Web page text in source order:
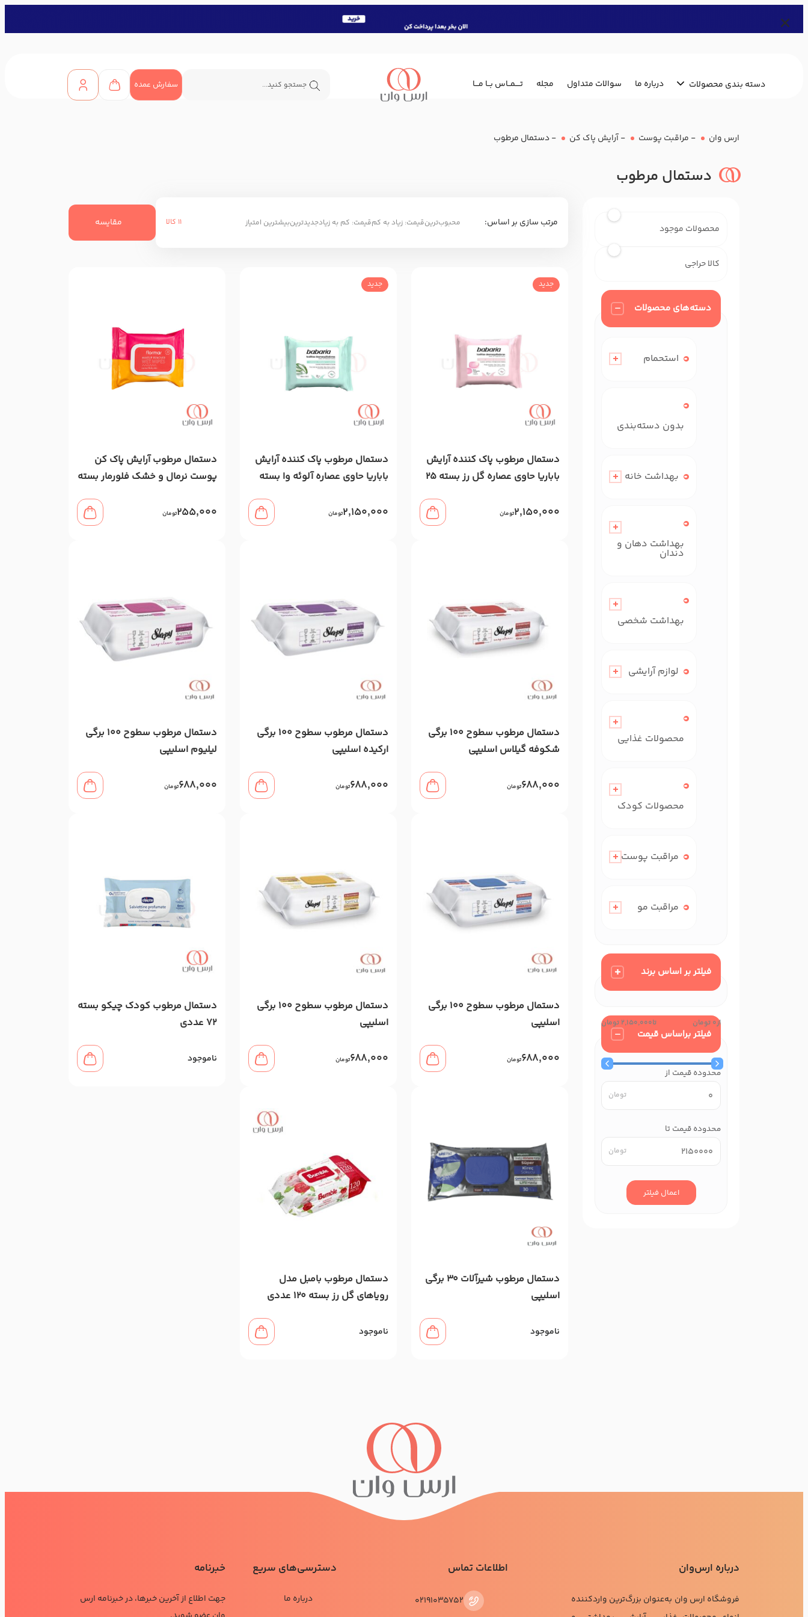
دسته بندی محصولات درباره ما سوالات متداول مجله تــــمــاس بــا مـــا سفارش عمده
ارس وان - مراقبت پوست -آرایش پاک کن -دستمال مرطوب
دستمال مرطوب
محصولات موجود
کالا حراجی
دسته‌های محصولات
استحمام
بدون دسته‌بندی
بهداشت خانه
بهداشت دهان و
دندان
بهداشت شخصی
لوازم آرایشی
محصولات غذایی
محصولات کودک
مراقبت پوست
مراقبت مو
فیلتر بر اساس برند
فیلتر براساس قیمت
محدوده قیمت از
محدوده قیمت تا
اعمال فیلتر
0 تومان 2,150,000 تومان
مرتب سازی بر اساس: محبوب‌ترینقیمت: زیاد به کمقیمت: کم به زیادجدیدترینبیشترین امتیاز 11 کالا مقایسه
جدید
دستمال مرطوب پاک کننده آرایش
باباریا حاوی عصاره گل رز بسته 25
2,150,000تومان
جدید
دستمال مرطوب پاک کننده آرایش
باباریا حاوی عصاره آلوئه وا بسته
2,150,000تومان
دستمال مرطوب آرایش پاک کن
پوست نرمال و خشک فلورمار بسته
255,000تومان
دستمال مرطوب سطوح 100 برگی
شکوفه گیلاس اسلیپی
688,000تومان
دستمال مرطوب سطوح 100 برگی
ارکیده اسلیپی
688,000تومان
دستمال مرطوب سطوح 100 برگی
لیلیوم اسلیپی
688,000تومان
دستمال مرطوب سطوح 100 برگی
اسلیپی
688,000تومان
دستمال مرطوب سطوح 100 برگی
اسلیپی
688,000تومان
دستمال مرطوب کودک چیکو بسته
۷۲ عددی
ناموجود
دستمال مرطوب شیرآلات 30 برگی
اسلیپی
ناموجود
دستمال مرطوب بامبل مدل
رویاهای گل رز بسته 120 عددی
ناموجود
درباره ارس‌وان
فروشگاه ارس وان به‌عنوان بزرگ‌ترین واردکننده
اطلاعات تماس
02191035752
دسترسی‌های سریع
درباره ما
خبرنامه
جهت اطلاع از آخرین خبرها، در خبرنامه ارس